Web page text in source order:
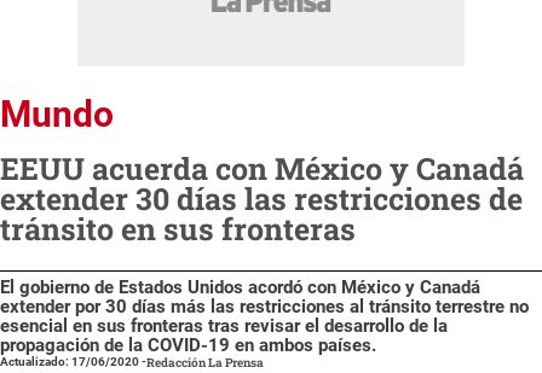
Mundo
EEUU acuerda con México y Canadá
extender 30 días las restricciones de
tránsito en sus fronteras
El gobierno de Estados Unidos acordó con México y Canadá
extender por 30 días más las restricciones al tránsito terrestre no
esencial en sus fronteras tras revisar el desarrollo de la
propagación de la COVID-19 en ambos países.
Actualizado: 17/06/2020-Redacción La Prensa